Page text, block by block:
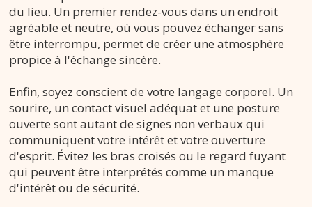
du lieu. Un premier rendez-vous dans un endroit
agréable et neutre, où vous pouvez échanger sans
être interrompu, permet de créer une atmosphère
propice à l'échange sincère.
Enfin, soyez conscient de votre langage corporel. Un
sourire, un contact visuel adéquat et une posture
ouverte sont autant de signes non verbaux qui
communiquent votre intérêt et votre ouverture
d'esprit. Évitez les bras croisés ou le regard fuyant
qui peuvent être interprétés comme un manque
d'intérêt ou de sécurité.